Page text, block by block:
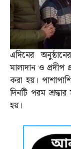
এদিনের
মাল্যদান ও প্রদীপ
করা হয়।
দিনটি পরম
হয়।